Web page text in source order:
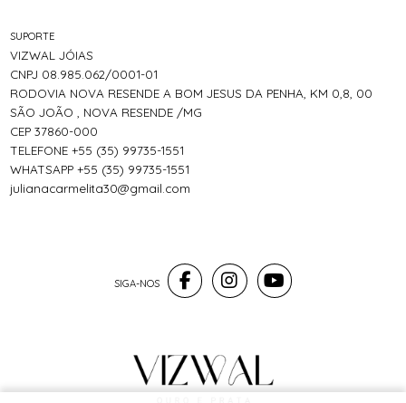
SUPORTE
VIZWAL JÓIAS
CNPJ 08.985.062/0001-01
RODOVIA NOVA RESENDE A BOM JESUS DA PENHA, KM 0,8, 00
SÃO JOÃO , NOVA RESENDE /MG
CEP 37860-000
TELEFONE +55 (35) 99735-1551
WHATSAPP +55 (35) 99735-1551
julianacarmelita30@gmail.com